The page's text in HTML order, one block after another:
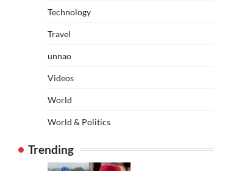
Technology
Travel
unnao
Videos
World
World & Politics
Trending